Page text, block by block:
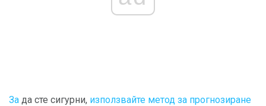
За да сте сигурни, използвайте метод за прогнозиране